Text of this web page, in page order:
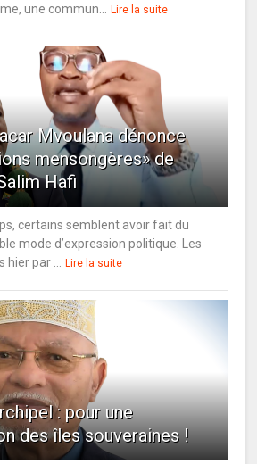
une commun...
Lire la suite
Mvoulana dénonce
mensongères» de
Hafi
certains semblent avoir fait du
mode d’expression politique. Les
par ...
Lire la suite
: pour une
des îles souveraines !